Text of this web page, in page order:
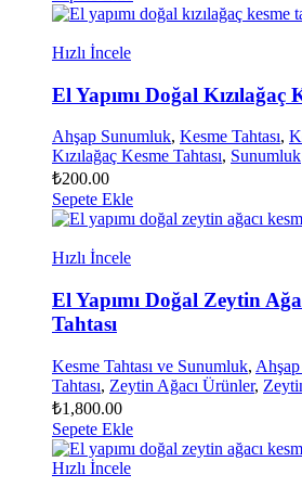
Hızlı İncele
El Yapımı Doğal Kızılağaç
Ahşap Sunumluk, Kesme Tahtası,
Kızılağaç Kesme Tahtası, Sunumluk
₺200.00
Sepete Ekle
Hızlı İncele
El Yapımı Doğal Zeytin
Tahtası
Kesme Tahtası ve Sunumluk,
Tahtası, Zeytin Ağacı Ürünler,
₺1,800.00
Sepete Ekle
Hızlı İncele